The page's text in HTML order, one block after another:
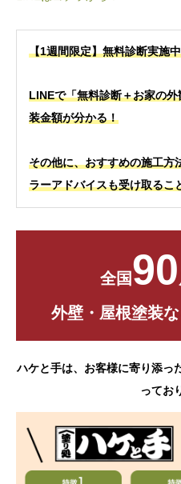
【1週間限定】無料診断実施
LINEで「無料診断＋お家の
装金額が分かる！
その他に、おすすめの施工方
ラーアドバイスも受け取るこ
全国90
外壁・屋根塗装
ハケと手は、お客様に寄り添っ
ってお